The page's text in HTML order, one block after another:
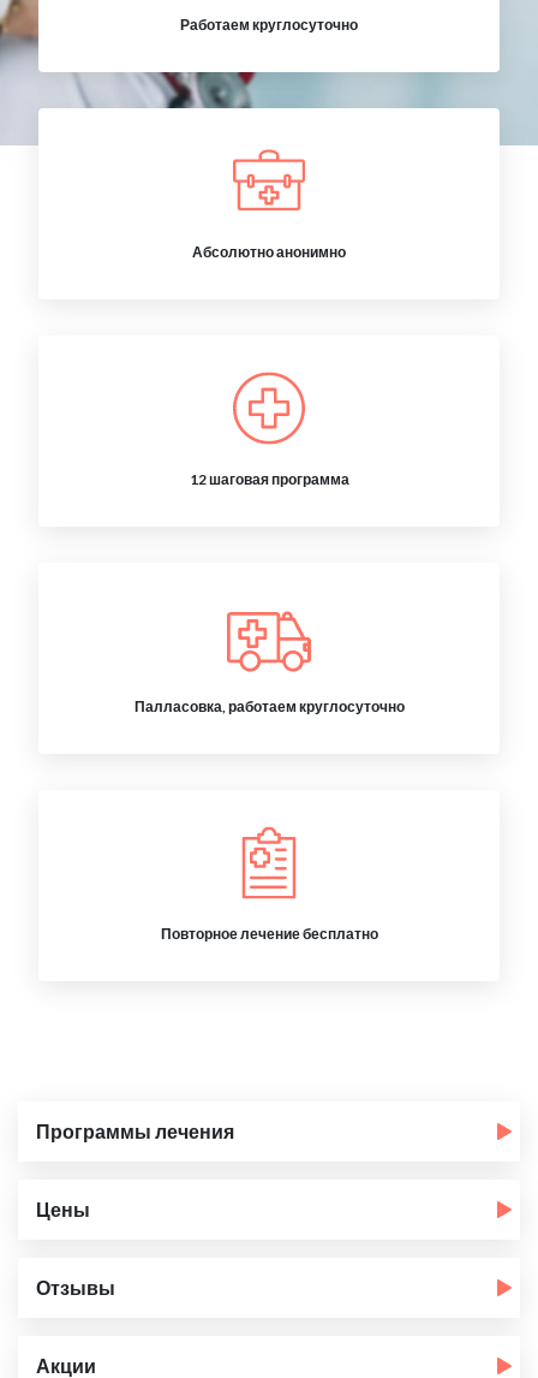
Работаем круглосуточно
Абсолютно анонимно
12 шаговая программа
Палласовка, работаем круглосуточно
Повторное лечение бесплатно
Программы лечения
Цены
Отзывы
Акции